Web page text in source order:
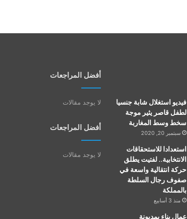
فيديو استغلال شابة جنسيا
لطفل قاصر يثير موجة
سخط وسط المغاربة
سبتمبر 20, 2020
استعدادا للاستحقاقات
الانتخابية.. لفتيت يطلق
حركة انتقالية واسعة في
صفوف رجال السلطة
بالمملكة
منذ 3 أسابيع
عمال بناء بمديونة
أفضل المراجعات
لا يوجد مقالات
أفضل المراجعات
لا يوجد مقالات